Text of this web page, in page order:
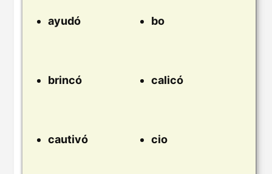
ayudó bo
brincó calicó
cautivó cio